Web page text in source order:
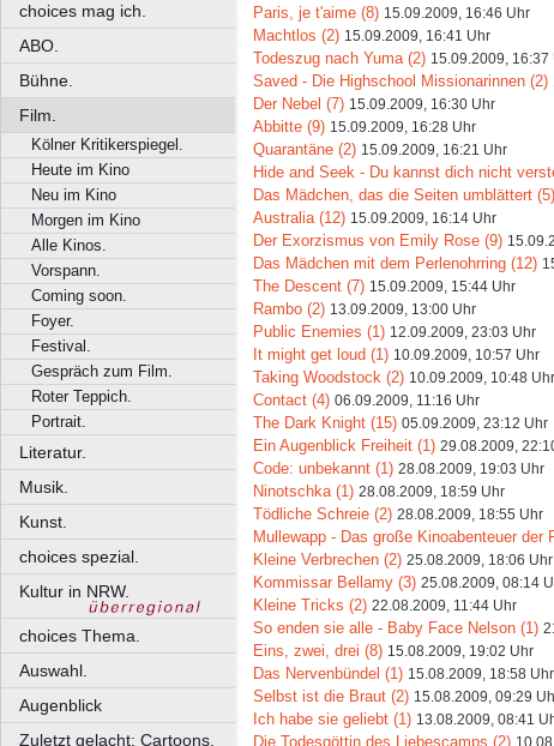
choices mag ich.
ABO.
Bühne.
Film.
Kölner Kritikerspiegel.
Heute im Kino
Neu im Kino
Morgen im Kino
Alle Kinos.
Vorspann.
Coming soon.
Foyer.
Festival.
Gespräch zum Film.
Roter Teppich.
Portrait.
Literatur.
Musik.
Kunst.
choices spezial.
Kultur in NRW.
choices Thema.
Auswahl.
Augenblick
Zuletzt gelacht: Cartoons.
Paris, je t'aime (8) 15.09.2009, 16:46 Uhr
Machtlos (2) 15.09.2009, 16:41 Uhr
Todeszug nach Yuma (2) 15.09.2009, 16:37
Saved - Die Highschool Missionarinnen (2)
Der Nebel (7) 15.09.2009, 16:30 Uhr
Abbitte (9) 15.09.2009, 16:28 Uhr
Quarantäne (2) 15.09.2009, 16:21 Uhr
Hide and Seek - Du kannst dich nicht
Das Mädchen, das die Seiten umblättert (5)
Australia (12) 15.09.2009, 16:14 Uhr
Der Exorzismus von Emily Rose (9)
Das Mädchen mit dem Perlenohrring (12)
The Descent (7) 15.09.2009, 15:44 Uhr
Rambo (2) 13.09.2009, 13:00 Uhr
Public Enemies (1) 12.09.2009, 23:03 Uhr
It might get loud (1) 10.09.2009, 10:57 Uhr
Taking Woodstock (2) 10.09.2009, 10:48 Uhr
Contact (4) 06.09.2009, 11:16 Uhr
The Dark Knight (15) 05.09.2009, 23:12 Uhr
Ein Augenblick Freiheit (1) 29.08.2009,
Code: unbekannt (1) 28.08.2009, 19:03 Uhr
Ninotschka (1) 28.08.2009, 18:59 Uhr
Tödliche Schreie (2) 28.08.2009, 18:55 Uhr
Mullewapp - Das große Kinoabenteuer der
Kleine Verbrechen (2) 25.08.2009, 18:06 Uhr
Kommissar Bellamy (3) 25.08.2009, 08:14
Kleine Tricks (2) 22.08.2009, 11:44 Uhr
So enden sie alle - Baby Face Nelson (1)
Eins, zwei, drei (8) 15.08.2009, 19:02 Uhr
Das Nervenbündel (1) 15.08.2009, 18:58 Uhr
Selbst ist die Braut (2) 15.08.2009, 09:29
Ich habe sie geliebt (1) 13.08.2009, 08:41
Die Todesgöttin des Liebescamps (2)